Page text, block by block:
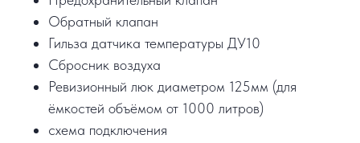
Обратный клапан
Гильза датчика температуры ДУ10
Сбросник воздуха
Ревизионный люк диаметром 125мм (для
ёмкостей объёмом от 1000 литров)
схема подключения